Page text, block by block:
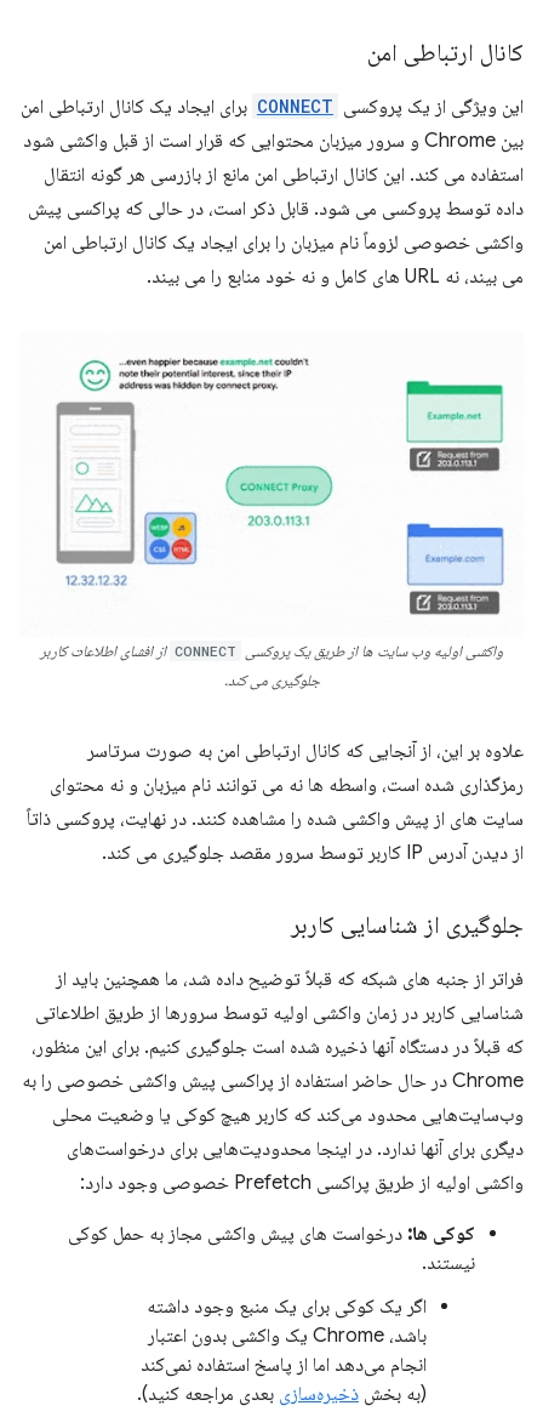
کانال ارتباطی امن
این ویژگی از یک پروکسی CONNECT برای ایجاد یک کانال ارتباطی امن
بین Chrome و سرور میزبان محتوایی که قرار است از قبل واکشی شود
استفاده می کند. این کانال ارتباطی امن مانع از بازرسی هر گونه انتقال
داده توسط پروکسی می شود. قابل ذکر است، در حالی که پراکسی پیش
واکشی خصوصی لزوماً نام میزبان را برای ایجاد یک کانال ارتباطی امن
می بیند، نه URL های کامل و نه خود منابع را می بیند.
واکشی اولیه وب سایت ها از طریق یک پروکسی CONNECT از افشای اطلاعات کاربر
جلوگیری می کند.
علاوه بر این، از آنجایی که کانال ارتباطی امن به صورت سرتاسر
رمزگذاری شده است، واسطه ها نه می توانند نام میزبان و نه محتوای
سایت های از پیش واکشی شده را مشاهده کنند. در نهایت، پروکسی ذاتاً
از دیدن آدرس IP کاربر توسط سرور مقصد جلوگیری می کند.
جلوگیری از شناسایی کاربر
فراتر از جنبه های شبکه که قبلاً توضیح داده شد، ما همچنین باید از
شناسایی کاربر در زمان واکشی اولیه توسط سرورها از طریق اطلاعاتی
که قبلاً در دستگاه آنها ذخیره شده است جلوگیری کنیم. برای این منظور،
Chrome در حال حاضر استفاده از پراکسی پیش واکشی خصوصی را به
وب‌سایت‌هایی محدود می‌کند که کاربر هیچ کوکی یا وضعیت محلی
دیگری برای آنها ندارد. در اینجا محدودیت‌هایی برای درخواست‌های
واکشی اولیه از طریق پراکسی Prefetch خصوصی وجود دارد:
کوکی ها: درخواست های پیش واکشی مجاز به حمل کوکی
نیستند.
اگر یک کوکی برای یک منبع وجود داشته
باشد، Chrome یک واکشی بدون اعتبار
انجام می‌دهد اما از پاسخ استفاده نمی‌کند
(به بخش ذخیره‌سازی بعدی مراجعه کنید).